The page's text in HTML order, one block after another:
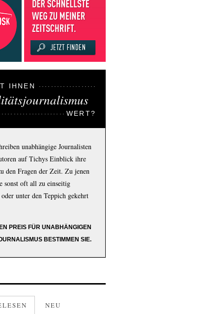
IHNEN
WERT?
unabhängige Journalisten
auf Tichys Einblick ihre
den Fragen der Zeit. Zu jenen
sonst oft all zu einseitig
unter den Teppich gekehrt
PREIS FÜR UNABHÄNGIGEN
BESTIMMEN SIE.
NEU